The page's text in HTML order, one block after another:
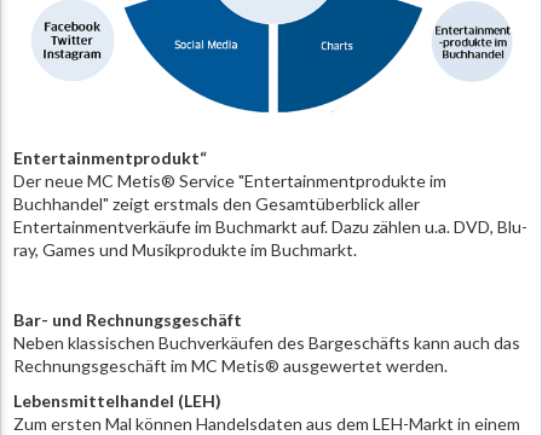
Entertainmentprodukt“
Der neue MC Metis® Service "Entertainmentprodukte im
Buchhandel" zeigt erstmals den Gesamtüberblick aller
Entertainmentverkäufe im Buchmarkt auf. Dazu zählen u.a. DVD, Blu-
ray, Games und Musikprodukte im Buchmarkt.
Bar- und Rechnungsgeschäft
Neben klassischen Buchverkäufen des Bargeschäfts kann auch das
Rechnungsgeschäft im MC Metis® ausgewertet werden.
Lebensmittelhandel (LEH)
Zum ersten Mal können Handelsdaten aus dem LEH-Markt in einem